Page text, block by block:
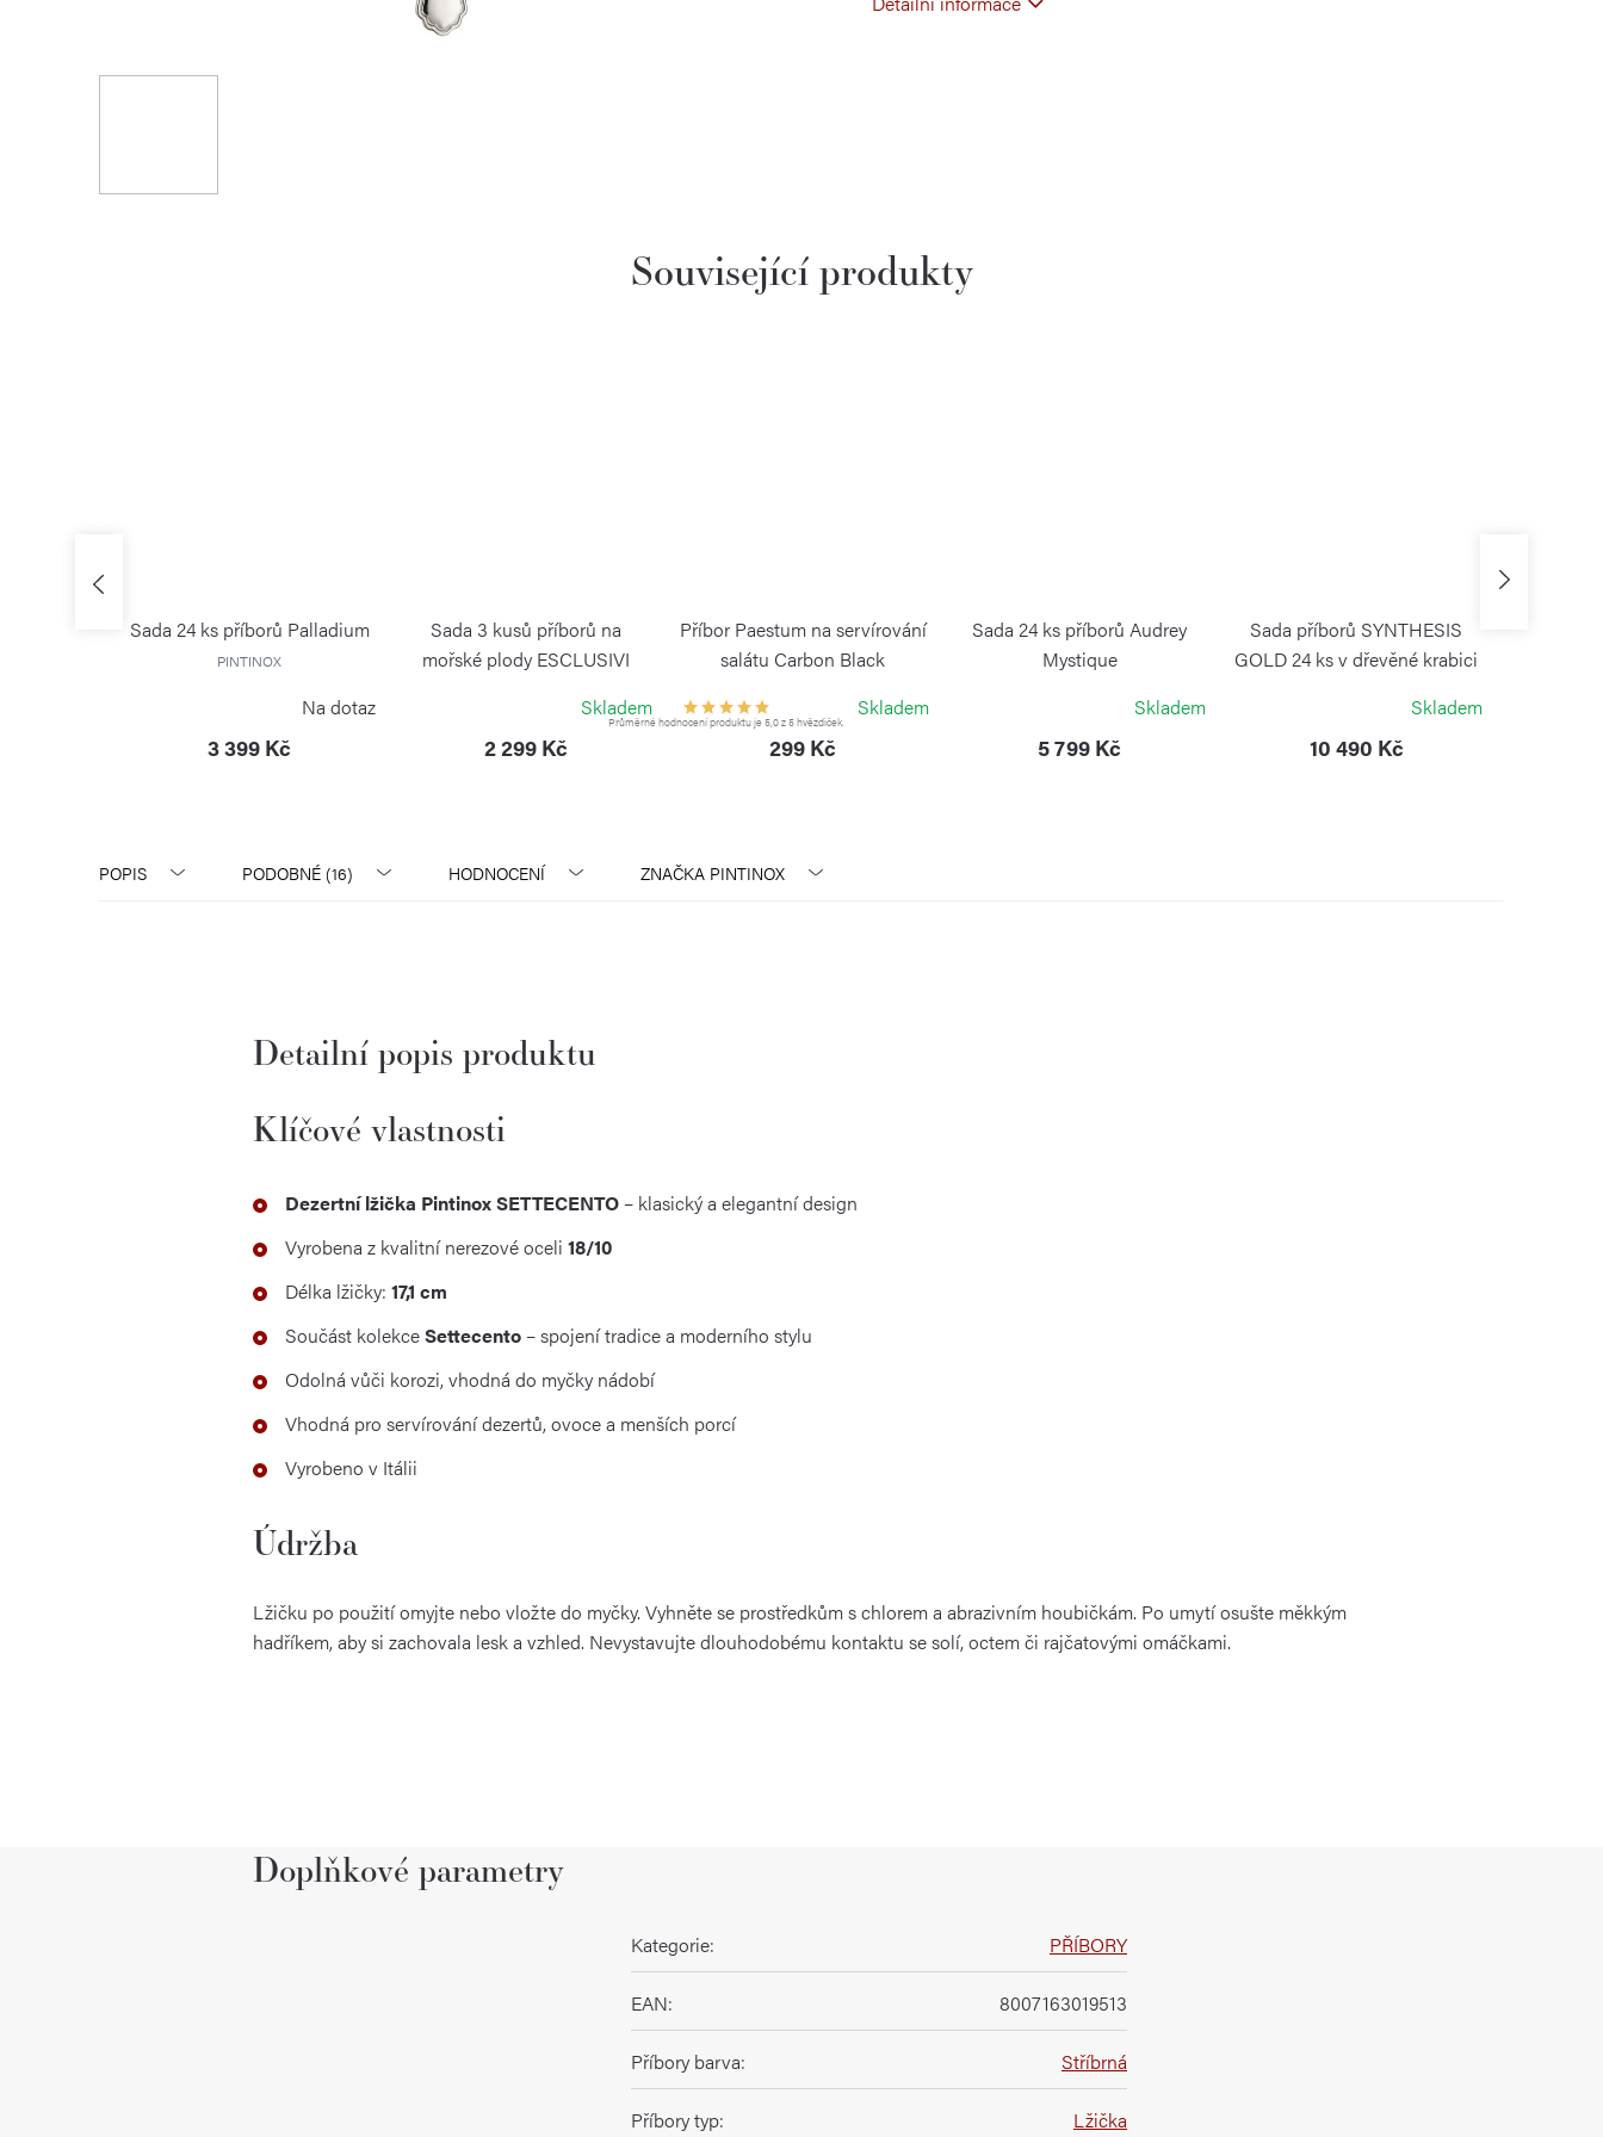
Související produkty
Sada 24 ks příborů Palladium
PINTINOX
Na dotaz
3 399 Kč
Sada 3 kusů příborů na
mořské plody ESCLUSIVI
Skladem
2 299 Kč
Příbor Paestum na servírování
salátu Carbon Black
Průměrné hodnocení produktu je 5,0 z 5 hvězdiček.
Skladem
299 Kč
Sada 24 ks příborů Audrey
Mystique
Skladem
5 799 Kč
Sada příborů SYNTHESIS
GOLD 24 ks v dřevěné krabici
Skladem
10 490 Kč
POPIS PODOBNÉ (16) HODNOCENÍ ZNAČKA PINTINOX
Detailní popis produktu
Klíčové vlastnosti
Dezertní lžička Pintinox SETTECENTO – klasický a elegantní design
Vyrobena z kvalitní nerezové oceli 18/10
Délka lžičky: 17,1 cm
Součást kolekceSettecento – spojení tradice a moderního stylu
Odolná vůči korozi, vhodná do myčky nádobí
Vhodná pro servírování dezertů, ovoce a menších porcí
Vyrobeno v Itálii
Údržba
Lžičku po použití omyjte nebo vložte do myčky. Vyhněte se prostředkům s chlorem a abrazivním houbičkám. Po umytí osušte měkkým
hadříkem, aby si zachovala lesk a vzhled. Nevystavujte dlouhodobému kontaktu se solí, octem či rajčatovými omáčkami.
Doplňkové parametry
Kategorie: PŘÍBORY
EAN: 8007163019513
Příbory barva: Stříbrná
Příbory typ: Lžička